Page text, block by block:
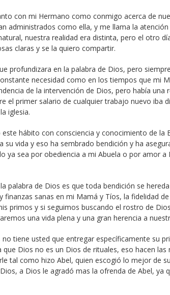
con mi Hermano como conmigo acerca de
administrados como ella, y me llama la
nuestra realidad era distinta, pero el otro
claras y se la quiero compartir.
profundizara en la palabra de Dios, pero
necesidad como en los tiempos que mi
de la intervención de Dios, pero había
el primer salario de cualquier trabajo nuevo iba
iglesia.
hábito con consciencia y conocimiento de la
su vida y eso ha sembrado bendición y ha
ya sea por obediencia a mi Abuela o por amor
palabra de Dios es que toda bendición se
finanzas sanas en mi Mamá y Tíos, la fidelidad
primos y si seguimos buscando el rostro de
una vida plena y una gran herencia a
tiene usted que entregar específicamente su
Dios no es un Dios de rituales, eso hacen
tal como hizo Abel, quien escogió lo mejor de
a Dios le agradó mas la ofrenda de Abel, ya